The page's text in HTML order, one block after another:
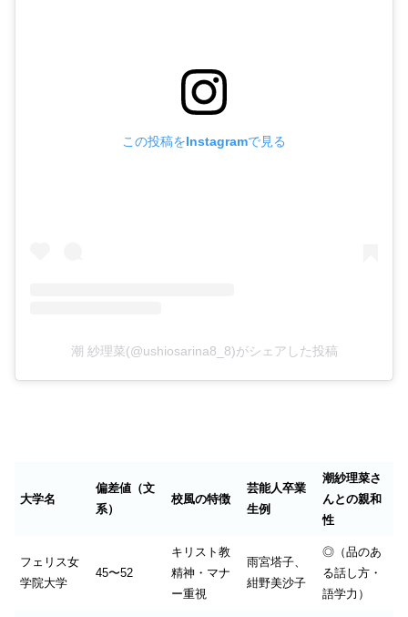
この投稿をInstagramで見る
潮 紗理菜(@ushiosarina8_8)がシェアした投稿
大学名
偏差値（文
系）
校風の特徴
芸能人卒業
生例
潮紗理菜さ
んとの親和
性
フェリス女
学院大学
45〜52
キリスト教
精神・マナ
ー重視
雨宮塔子、
紺野美沙子
◎（品のあ
る話し方・
語学力）